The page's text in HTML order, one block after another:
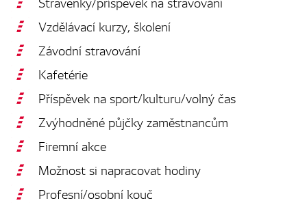
Vzdělávací kurzy, školení
Závodní stravování
Kafetérie
Příspěvek na sport/kulturu/volný čas
Zvýhodněné půjčky zaměstnancům
Firemní akce
Možnost si napracovat hodiny
Profesní/osobní kouč